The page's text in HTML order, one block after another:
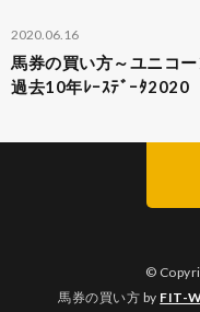
2020.06.16
馬券の買い方～ユニコー
過去10年ﾚｰｽﾃﾞｰﾀ2020
©
馬券の買い方 by FIT-